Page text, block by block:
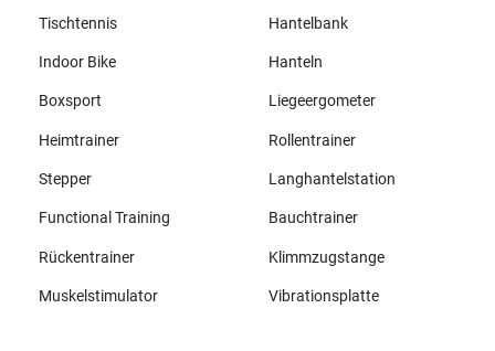
Tischtennis Hantelbank
Indoor Bike Hanteln
Boxsport Liegeergometer
Heimtrainer Rollentrainer
Stepper Langhantelstation
Functional Training Bauchtrainer
Rückentrainer Klimmzugstange
Muskelstimulator Vibrationsplatte